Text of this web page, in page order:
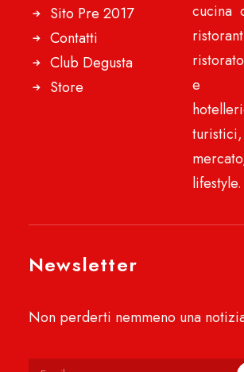
Sito Pre 2017
Contatti
Club Degusta
Store
cucina
e
lifestyle.
Newsletter
Non perderti nemmeno una